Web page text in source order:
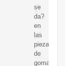
se
da?
en
las
piezas
de
goma,